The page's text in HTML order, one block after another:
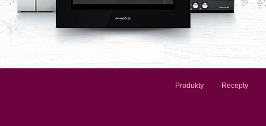
Produkty Recepty